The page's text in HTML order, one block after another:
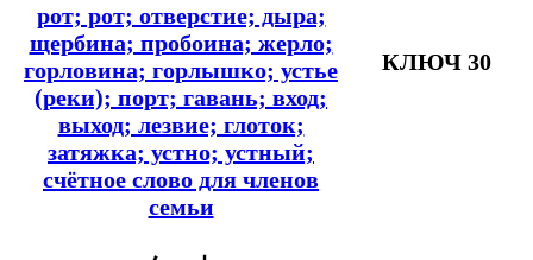
рот; рот; отверстие; дыра;
щербина; пробоина; жерло;
горловина; горлышко; устье
(реки); порт; гавань; вход;
выход; лезвие; глоток;
затяжка; устно; устный;
счётное слово для членов
семьи
КЛЮЧ 30